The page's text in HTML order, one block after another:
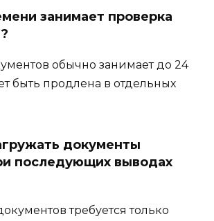
занимает проверка
обычно занимает до 24
быть продлена в отдельных
документы
последующих выводах
требуется только